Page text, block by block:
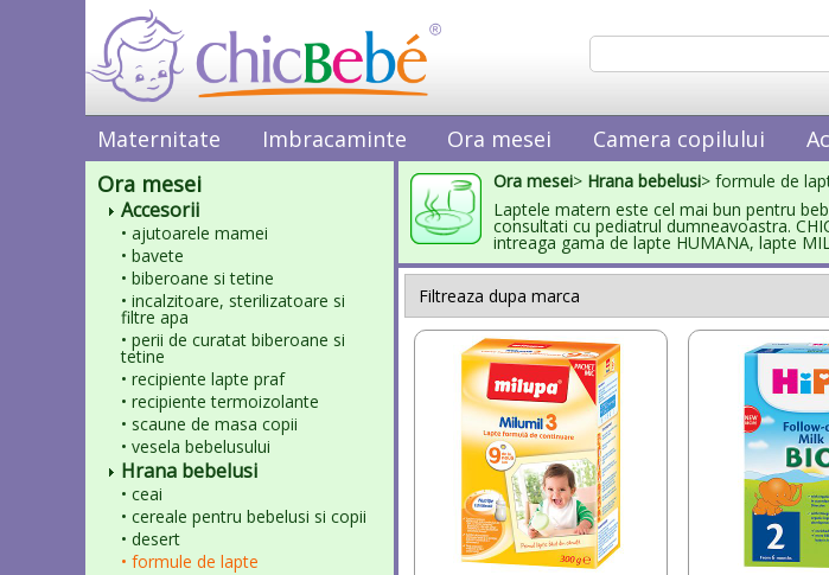
Maternitate Imbracaminte Ora mesei Camera copilului
Ora mesei
Accesorii
• ajutoarele mamei
• bavete
• biberoane si tetine
• incalzitoare, sterilizatoare si
filtre apa
• perii de curatat biberoane si
tetine
• recipiente lapte praf
• recipiente termoizolante
• scaune de masa copii
• vesela bebelusului
Hrana bebelusi
• ceai
• cereale pentru bebelusi si copii
• desert
• formule de lapte
Ora mesei> Hrana bebelusi> formule de
Laptele matern este cel mai bun pentru
consultati cu pediatrul dumneavoastra.
intreaga gama de lapte HUMANA, lapte